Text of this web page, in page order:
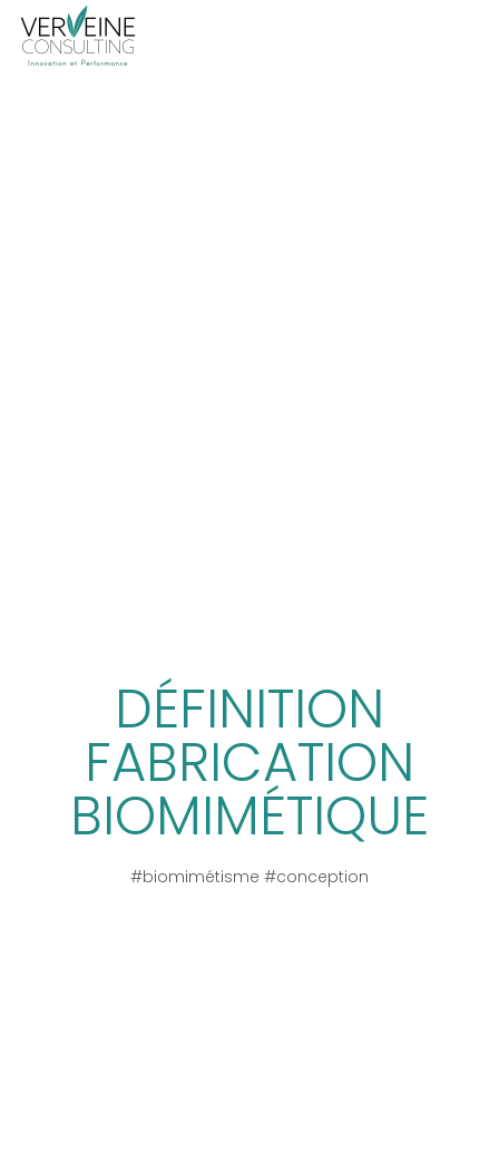
DÉFINITION
FABRICATION
BIOMIMÉTIQUE
#biomimétisme #conception